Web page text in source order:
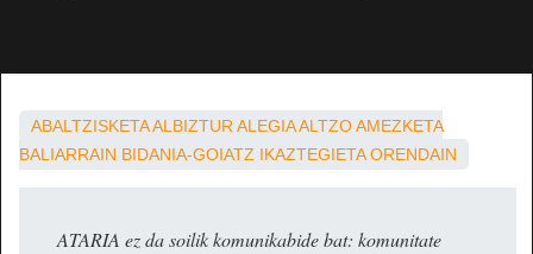
ABALTZISKETAALBIZTURALEGIAALTZOAMEZKETA
BALIARRAIN BIDANIA-GOIATZ IKAZTEGIETA ORENDAIN
ATARIA ez da soilik komunikabide bat: komunitate